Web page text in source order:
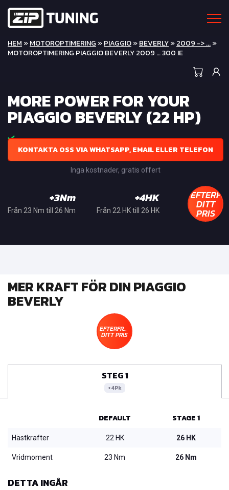
HEM »MOTOROPTIMERING »PIAGGIO»BEVERLY»2009 -> ...»
MOTOROPTIMERING PIAGGIO BEVERLY 2009 … 300 IE
MORE POWER FOR YOUR
PIAGGIO BEVERLY (22 HP)
KONTAKTA OSS VIA WHATSAPP, EMAIL ELLER TELEFON
Inga kostnader, gratis offert
+3Nm
Från 23 Nm till 26 Nm
+4HK
Från 22 HK till 26 HK DITT
PRIS
MER KRAFT FÖR DIN PIAGGIO
BEVERLY
EFTERFRÅGA
DITT PRIS
STEG 1
+4Pk
DEFAULT STAGE 1
Hästkrafter 22 HK 26 HK
Vridmoment 23 Nm 26 Nm
DETTA INGÅR